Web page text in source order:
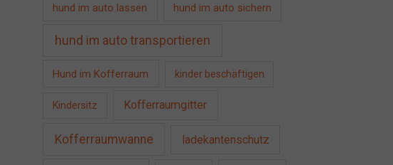
hund im auto lassen hund im auto sichern
hund im auto transportieren
Hund im Kofferraum kinder beschäftigen
Kindersitz Kofferraumgitter
Kofferraumwanne ladekantenschutz